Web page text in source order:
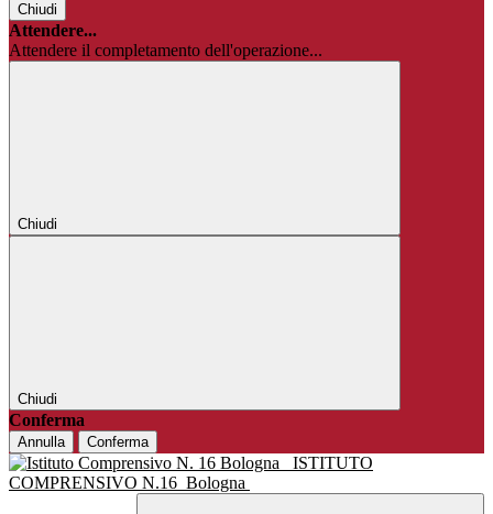
Chiudi
Attendere...
Attendere il completamento dell'operazione...
Chiudi
Chiudi
Conferma
Annulla Conferma
ISTITUTO
COMPRENSIVO N.16 Bologna